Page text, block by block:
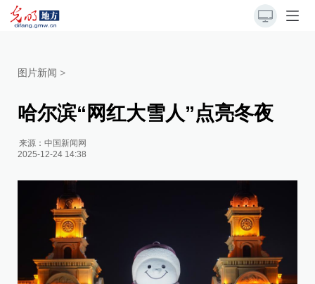
图片新闻 >
哈尔滨“网红大雪人”点亮冬夜
来源：中国新闻网
2025-12-24 14:38